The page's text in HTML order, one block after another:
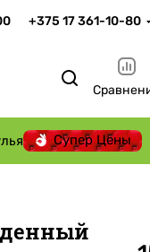
+375 17 361-10-80
Супер Цены